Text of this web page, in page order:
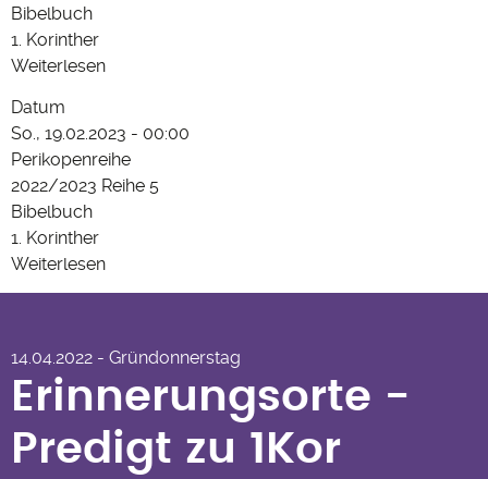
Bibelbuch
1. Korinther
Weiterlesen
Ostersonntag
19.02.23 - Estomihi
Datum
So., 19.02.2023 - 00:00
Perikopenreihe
2022/2023 Reihe 5
Bibelbuch
1. Korinther
Weiterlesen
19.02.23
Erinnerungsorte - Predigt zu
Boerger
14.04.2022 - Gründonnerstag
Erinnerungsorte -
Predigt zu 1Kor